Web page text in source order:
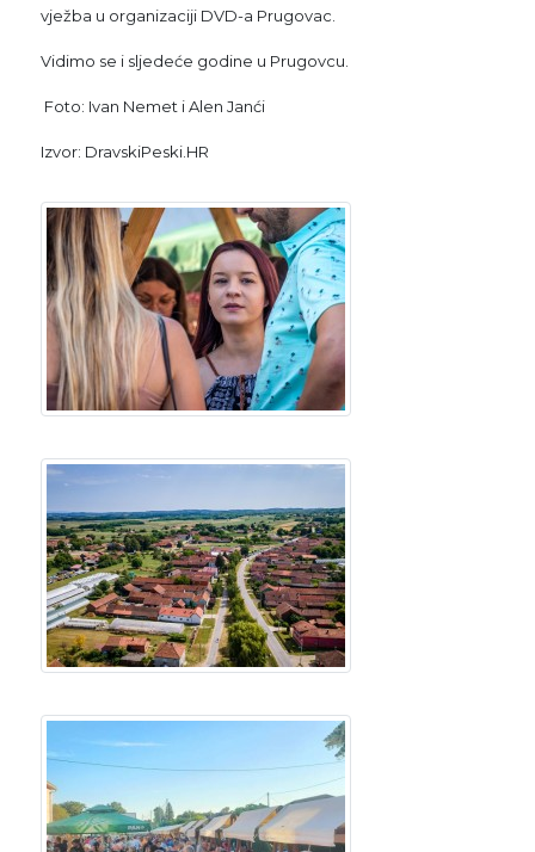
vježba u organizaciji DVD-a Prugovac.
Vidimo se i sljedeće godine u Prugovcu.
Foto: Ivan Nemet i Alen Janći
Izvor: DravskiPeski.HR